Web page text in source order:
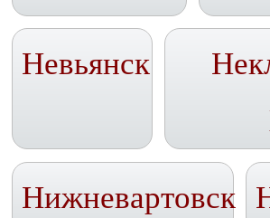
Невьянск
Нижневартовск